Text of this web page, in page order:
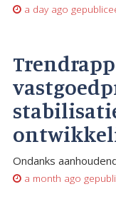
a day ago
Ondanks
a month ago